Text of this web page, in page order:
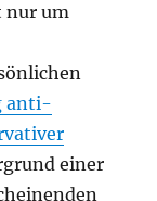
nur um
anti-
einer